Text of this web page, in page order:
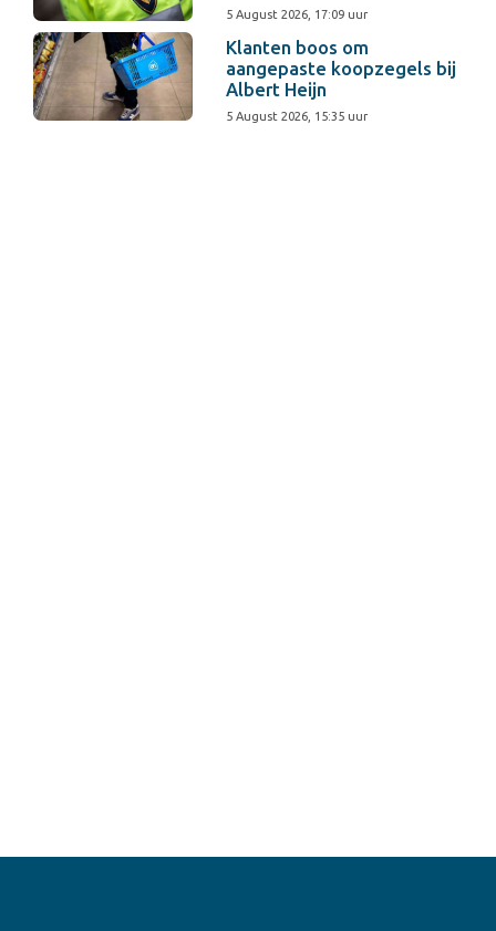
5 August 2026, 17:09 uur
Klanten boos om
aangepaste koopzegels bij
Albert Heijn
5 August 2026, 15:35 uur